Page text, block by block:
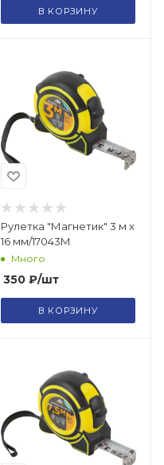
В КОРЗИНУ
Рулетка "Магнетик" 3 м x
16 мм/17043М
Много
350₽/шт
В КОРЗИНУ